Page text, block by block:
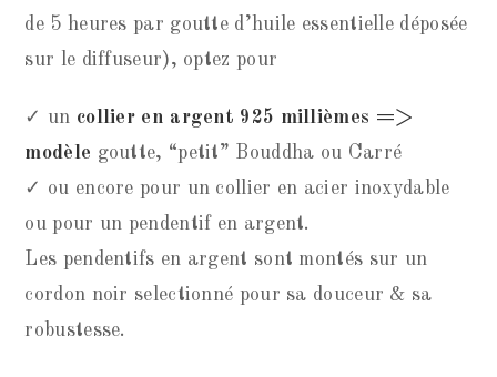
de 5 heures par goutte d’huile essentielle déposée
sur le diffuseur), optez pour
✓ un collier en argent 925 millièmes =>
modèle goutte, “petit” Bouddha ou Carré
✓ ou encore pour un collier en acier inoxydable
ou pour un pendentif en argent.
Les pendentifs en argent sont montés sur un
cordon noir selectionné pour sa douceur & sa
robustesse.